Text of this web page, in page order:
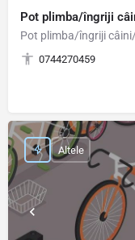
Pot plimba/îngriji
0744270459
Altele